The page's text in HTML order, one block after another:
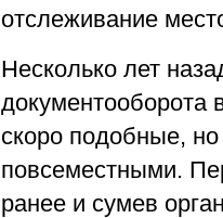
отслеживание
Несколько лет
документооборота
скоро подобные,
повсеместными.
ранее и сумев